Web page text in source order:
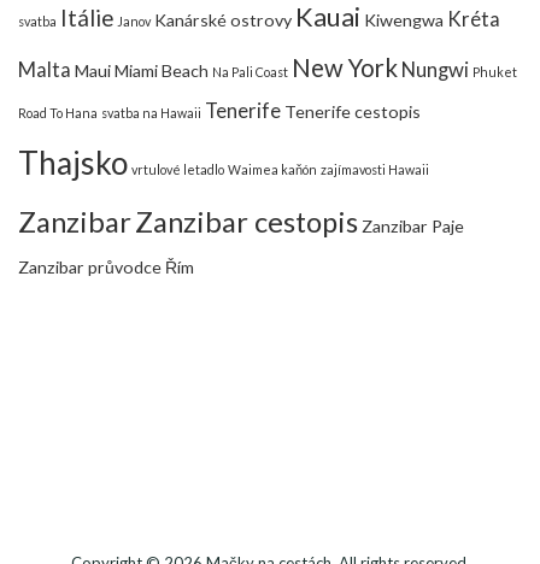
svatba Itálie Janov Kanárské ostrovy Kauai Kiwengwa Kréta
Malta MauiMiami Beach Na Pali Coast New York Nungwi Phuket
Road To Hana svatba na Hawaii Tenerife Tenerife cestopis
Thajsko vrtulové letadlo Waimea kaňón zajímavosti Hawaii
ZanzibarZanzibar cestopis Zanzibar Paje
Zanzibar průvodce Řím